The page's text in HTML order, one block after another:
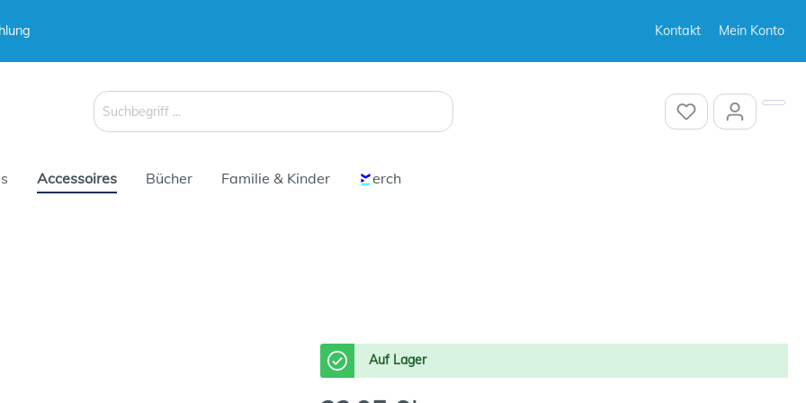
Kontakt Mein Konto
Accessoires Bücher Familie & Kinder erch
& Koffer
Auf Lager
Schirme